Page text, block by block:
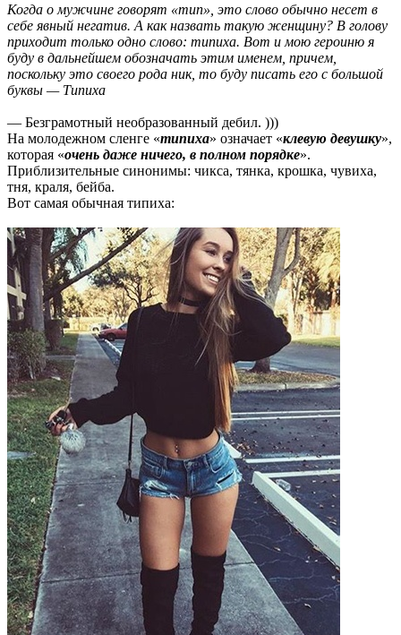
Когда о мужчине говорят «тип», это слово обычно несет в
себе явный негатив. А как назвать такую женщину? В голову
приходит только одно слово: типиха. Вот и мою героиню я
буду в дальнейшем обозначать этим именем, причем,
поскольку это своего рода ник, то буду писать его с большой
буквы — Типиха
— Безграмотный необразованный дебил. )))
На молодежном сленге «типиха» означает «клевую девушку»,
которая «очень даже ничего, в полном порядке».
Приблизительные синонимы: чикса, тянка, крошка, чувиха,
тня, краля, бейба.
Вот самая обычная типиха: